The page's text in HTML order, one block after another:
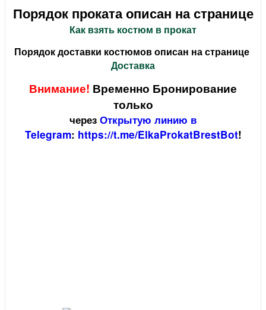
Порядок проката описан на странице
Как взять костюм в прокат
Порядок доставки костюмов описан на странице
Доставка
Внимание! Временно Бронирование
только
через Открытую линию в
Telegram: https://t.me/ElkaProkatBrestBot!